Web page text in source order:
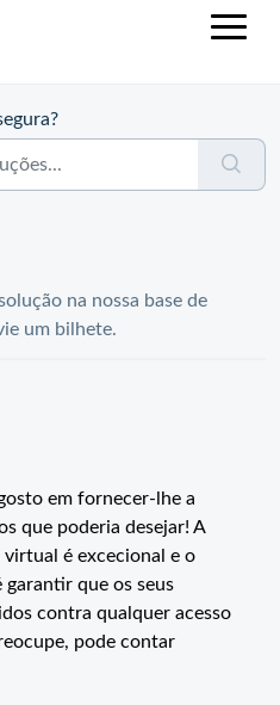
na nossa base de
um bilhete.
em fornecer-lhe a
que poderia desejar! A
é excecional e o
que os seus
contra qualquer acesso
pode contar